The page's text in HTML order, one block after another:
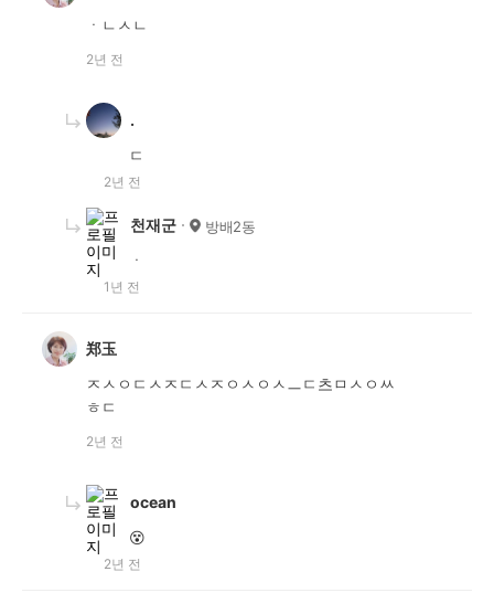
ㆍㄴㅅㄴ
2년 전
.
ㄷ
2년 전
천재군 방배2동
ㆍ
1년 전
郑玉
ㅈㅅㅇㄷㅅㅈㄷㅅㅈㅇㅅㅇㅅㅡㄷ츠ㅁㅅㅇㅆ
ㅎㄷ
2년 전
ocean
😵
2년 전